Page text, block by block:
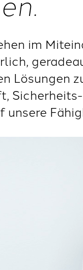
im
Lösungen
unsere